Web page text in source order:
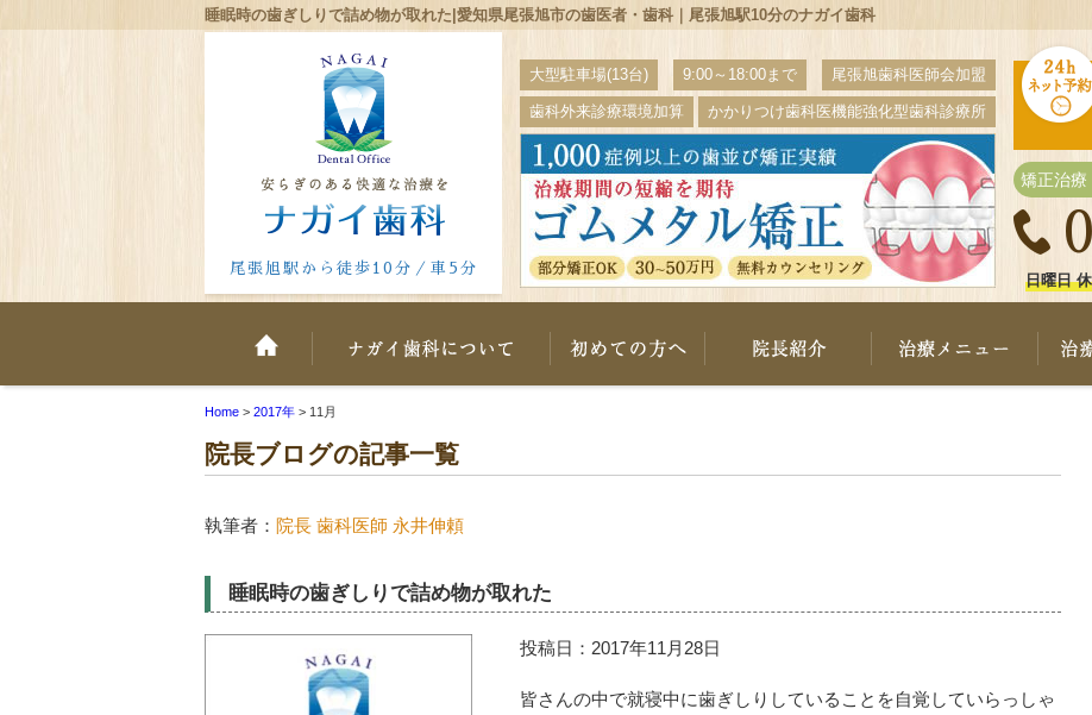
睡眠時の歯ぎしりで詰め物が取れた|愛知県尾張旭市の歯医者・歯科｜尾張旭駅10分のナガイ歯科
尾張旭駅から徒歩10分／車5分
大型駐車場(13台) 9:00～18:00まで 尾張旭歯科医師会加盟
歯科外来診療環境加算 かかりつけ歯科医機能強化型歯科診療所
矯正治療
日曜日
ホーム ナガイ歯科について 初めての方へ 院長紹介 治
Home > 2017年 > 11月
院長ブログの記事一覧
執筆者： 院長 歯科医師 永井伸頼
睡眠時の歯ぎしりで詰め物が取れた
投稿日：2017年11月28日
皆さんの中で就寝中に歯ぎしりしていることを自覚していらっしゃ